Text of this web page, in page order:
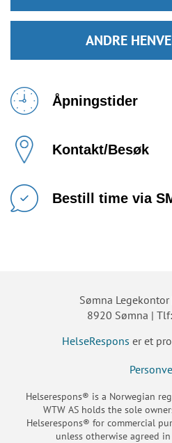
ANDRE
Åpningstider
Kontakt/Besøk
Bestill time via
Sømna Legekontor
8920 Sømna |
HelseRespons er et
Helserespons® is a Norwegian
WTW AS holds the sole
Helserespons® for commercial
unless otherwise agreed